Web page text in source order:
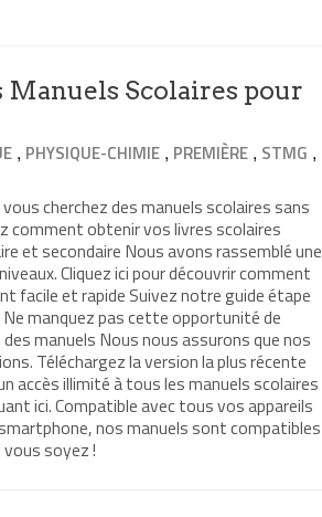
Scolaires pour
, PHYSIQUE-CHIMIE , PREMIÈRE , STMG ,
cherchez des manuels scolaires sans
comment obtenir vos livres scolaires
et secondaire Nous avons rassemblé une
Cliquez ici pour découvrir comment
facile et rapide Suivez notre guide étape
manquez pas cette opportunité de
manuels Nous nous assurons que nos
Téléchargez la version la plus récente
accès illimité à tous les manuels scolaires
ici. Compatible avec tous vos appareils
nos manuels sont compatibles
soyez !